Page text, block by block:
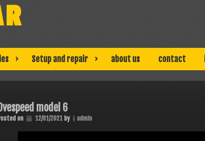
Setup and repair about us contact
model 6
on 12/01/2021by admin